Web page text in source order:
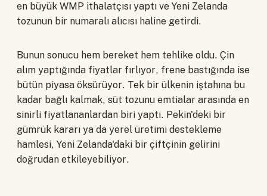
en büyük WMP ithalatçısı yaptı ve Yeni Zelanda
tozunun bir numaralı alıcısı haline getirdi.
Bunun sonucu hem bereket hem tehlike oldu. Çin
alım yaptığında fiyatlar fırlıyor, frene bastığında ise
bütün piyasa öksürüyor. Tek bir ülkenin iştahına bu
kadar bağlı kalmak, süt tozunu emtialar arasında en
sinirli fiyatlananlardan biri yaptı. Pekin'deki bir
gümrük kararı ya da yerel üretimi destekleme
hamlesi, Yeni Zelanda'daki bir çiftçinin gelirini
doğrudan etkileyebiliyor.